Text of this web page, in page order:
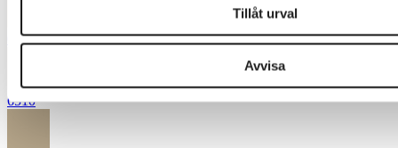
Tillåt urval
Avvisa
6311
6510